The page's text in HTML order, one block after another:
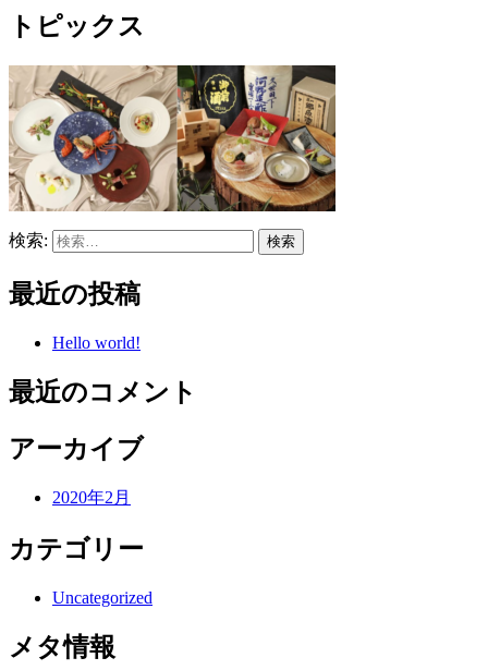
トピックス
検索:
最近の投稿
Hello world!
最近のコメント
アーカイブ
2020年2月
カテゴリー
Uncategorized
メタ情報